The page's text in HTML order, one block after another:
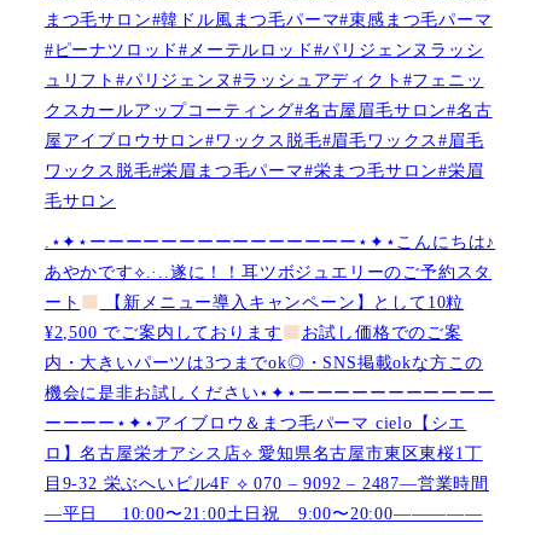
まつ毛サロン#韓ドル風まつ毛パーマ#束感まつ毛パーマ
#ピーナツロッド#メーテルロッド#パリジェンヌラッシ
ュリフト#パリジェンヌ#ラッシュアディクト#フェニッ
クスカールアップコーティング#名古屋眉毛サロン#名古
屋アイブロウサロン#ワックス脱毛#眉毛ワックス#眉毛
ワックス脱毛#栄眉まつ毛パーマ#栄まつ毛サロン#栄眉
毛サロン
.⋆✦⋆ーーーーーーーーーーーーーーー⋆✦⋆こんにちは♪
あやかです︎⟡.·..遂に！！耳ツボジュエリーのご予約スタ
ート
【新メニュー導入キャンペーン】として10粒
¥2,500 でご案内しております
お試し価格でのご案
内・大きいパーツは3つまでok◎・SNS掲載okな方この
機会に是非お試しください⋆✦⋆ーーーーーーーーーーー
ーーーー⋆✦⋆アイブロウ＆まつ毛パーマ cielo【シエ
ロ】名古屋栄オアシス店︎︎⟡ 愛知県名古屋市東区東桜1丁
目9-32 栄ぶへいビル4F ︎︎⟡ 070 – 9092 – 2487—営業時間
—平日 10:00〜21:00土日祝 9:00〜20:00—————